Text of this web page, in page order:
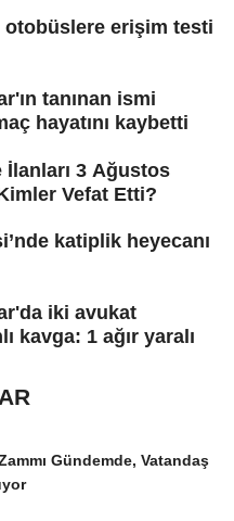
otobüslere erişim testi
tanınan ismi
hayatını kaybetti
İlanları 3 Ağustos
Vefat Etti?
katiplik heyecanı
iki avukat
kavga: 1 ağır yaralı
Gündemde, Vatandaş